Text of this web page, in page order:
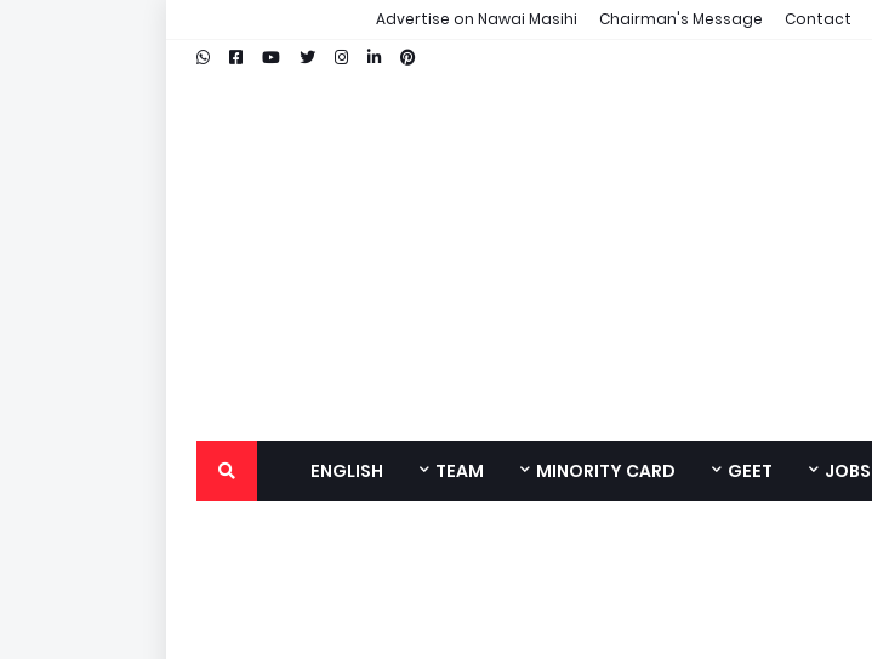
Contact
Chairman's Message
Advertise on Nawai Masihi
JOBS
GEET
MINORITY CARD
TEAM
ENGLISH